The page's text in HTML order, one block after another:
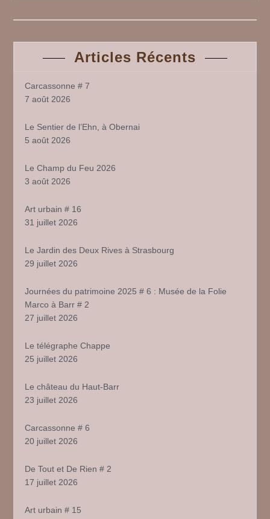
Articles Récents
Carcassonne # 7
7 août 2026
Le Sentier de l’Ehn, à Obernai
5 août 2026
Le Champ du Feu 2026
3 août 2026
Art urbain # 16
31 juillet 2026
Le Jardin des Deux Rives à Strasbourg
29 juillet 2026
Journées du patrimoine 2025 # 6 : Musée de la Folie
Marco à Barr # 2
27 juillet 2026
Le télégraphe Chappe
25 juillet 2026
Le château du Haut-Barr
23 juillet 2026
Carcassonne # 6
20 juillet 2026
De Tout et De Rien # 2
17 juillet 2026
Art urbain # 15